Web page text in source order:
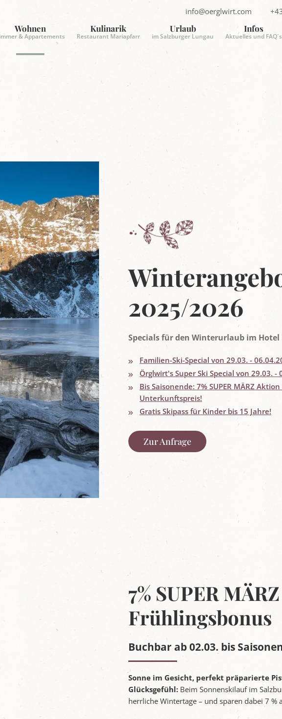
info@oerglwirt.com
E
Wohnen
& Appartements
Kulinarik
Restaurant Mariapfarr
Urlaub
im Salzburger Lungau
Infos
Aktuelles und FAQ´s
2025/2026
Specials für den Winterurlaub im
Familien-Ski-Special von 29.03. -
Örglwirt's Super Ski Special von 29.03. -
Bis Saisonende: 7% SUPER MÄRZ
Unterkunftspreis!
Gratis Skipass für Kinder bis 15 Jahre!
Zur Anfrage
7% SUPER MÄRZ
Frühlingsbonus
Buchbar ab 02.03. bis
Sonne im Gesicht, perfekt präparierte
Glücksgefühl: Beim Sonnenskilauf im
herrliche Wintertage – und sparen dabei 7 %